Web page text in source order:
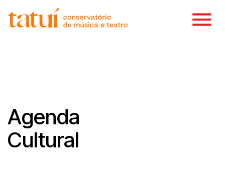
Agenda
Cultural